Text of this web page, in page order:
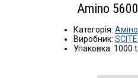
Amino
Категорія:
Виробник:
Упаковка: 1000